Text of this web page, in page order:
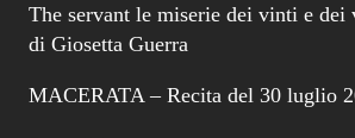
The servant le miserie dei vinti e
di Giosetta Guerra
MACERATA – Recita del 30 luglio